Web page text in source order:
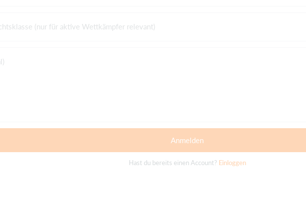
(nur für aktive Wettkämpfer relevant)
Anmelden
Hast du bereits einen Account? Einloggen